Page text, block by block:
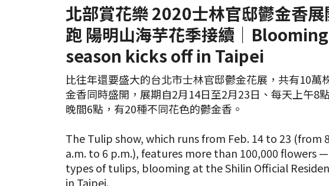
北部賞花樂 2020士林官邸鬱金香展
跑 陽明山海芋花季接續｜Blooming
season kicks off in Taipei
比往年還要盛大的台北市士林官邸鬱金花展，共有10萬
金香同時盛開，展期自2月14日至2月23日、每天上午8
晚間6點，有20種不同花色的鬱金香。
The Tulip show, which runs from Feb. 14 to 23 (from
a.m. to 6 p.m.), features more than 100,000 flowers
types of tulips, blooming at the Shilin Official
in Taipei.